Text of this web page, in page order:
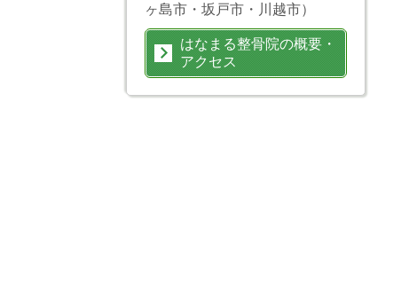
ヶ島市・坂戸市・川越市）
はなまる整骨院の概要・
アクセス